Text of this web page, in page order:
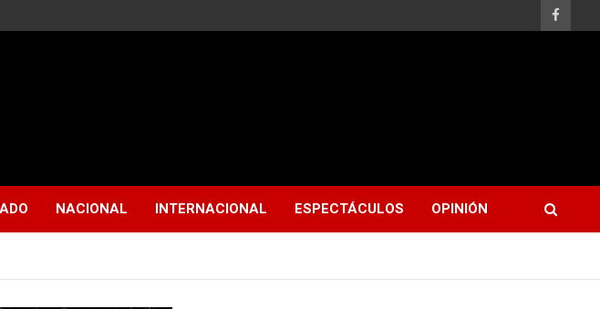
NACIONAL INTERNACIONAL ESPECTÁCULOS OPINIÓN